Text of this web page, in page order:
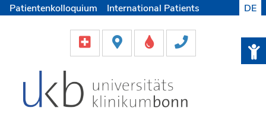
Patientenkolloquium
International Patients
Helfen & Spenden
Medien
DE